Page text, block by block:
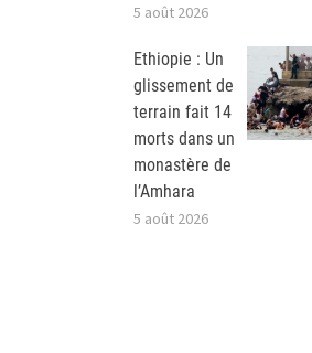
5 août 2026
Ethiopie : Un
glissement de
terrain fait 14
morts dans un
monastère de
l’Amhara
5 août 2026